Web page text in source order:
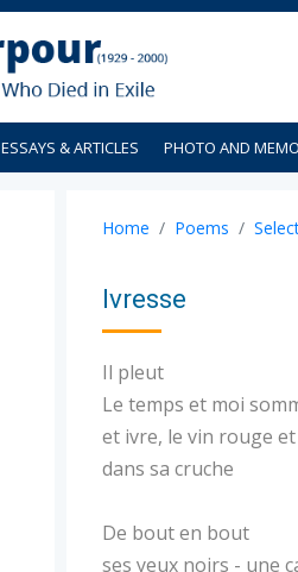
ESSAYS & ARTICLES PHOTO AND
Home Poems
Ivresse
Il pleut
Le temps et moi
et ivre, le vin rouge
dans sa cruche
De bout en bout
ses yeux noirs - une